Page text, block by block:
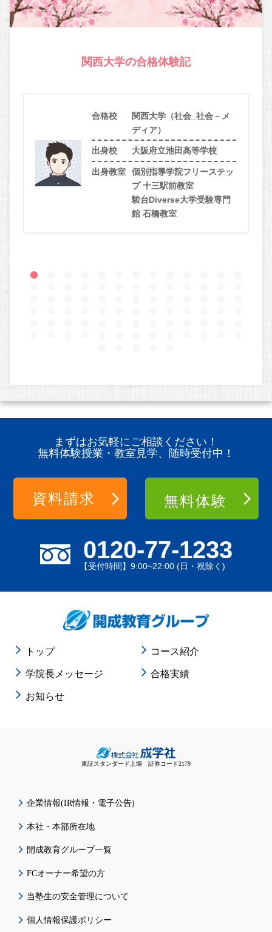
関西大学の合格体験記
合格校
関西大学（社会_社会－メ
ディア）
出身校 大阪府立池田高等学校
出身教室
個別指導学院フリーステッ
プ 十三駅前教室
駿台Diverse大学受験専門
館 石橋教室
まずはお気軽にご相談ください！
無料体験授業・教室見学、随時受付中！
0120-77-1233
【受付時間】9:00~22:00 (日・祝除く)
資料請求 無料体験
トップ コース紹介
学院長メッセージ 合格実績
お知らせ
東証スタンダード上場 証券コード2179
企業情報(IR情報・電子公告)
本社・本部所在地
開成教育グループ一覧
FCオーナー希望の方
当塾生の安全管理について
個人情報保護ポリシー